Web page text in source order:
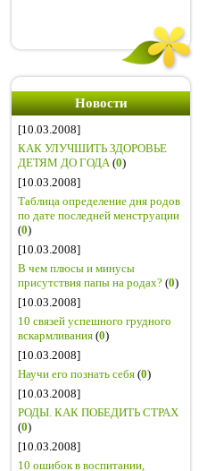
Новости
[10.03.2008]
КАК УЛУЧШИТЬ ЗДОРОВЬЕ
ДЕТЯМ ДО ГОДА (0)
[10.03.2008]
Таблица определение дня родов
по дате последней менструации
(0)
[10.03.2008]
В чем плюсы и минусы
присутствия папы на родах? (0)
[10.03.2008]
10 связей успешного грудного
вскармливания (0)
[10.03.2008]
Научи его познать себя (0)
[10.03.2008]
РОДЫ. КАК ПОБЕДИТЬ СТРАХ
(0)
[10.03.2008]
10 ошибок в воспитании,